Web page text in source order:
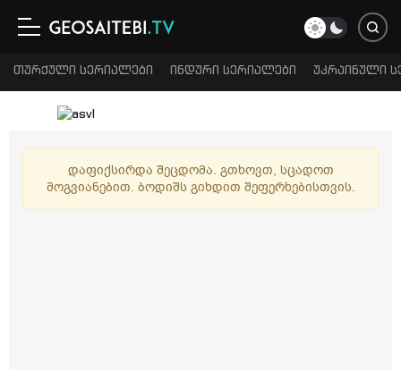
თურქული სერიალები ინდური სერიალები უკრაინული